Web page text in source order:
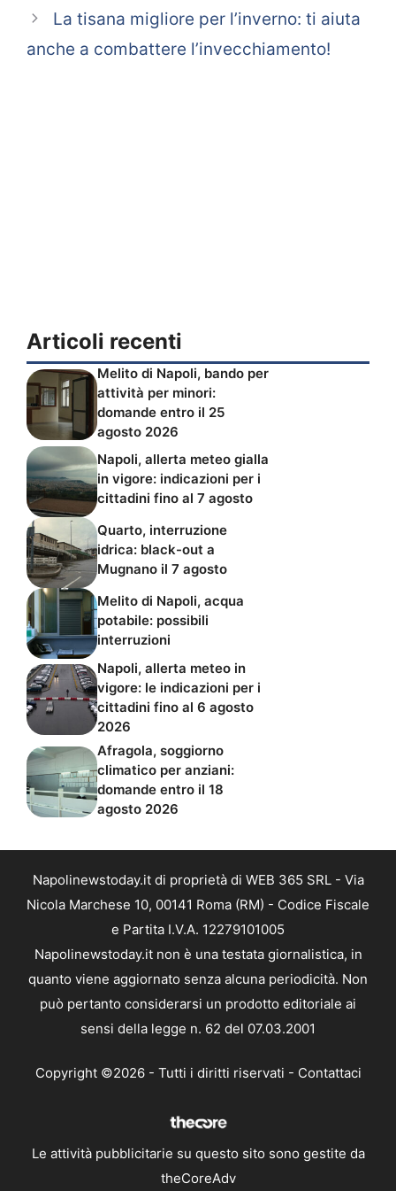
La tisana migliore per l’inverno: ti aiuta
anche a combattere l’invecchiamento!
Articoli recenti
Melito di Napoli, bando per
attività per minori:
domande entro il 25
agosto 2026
Napoli, allerta meteo gialla
in vigore: indicazioni per i
cittadini fino al 7 agosto
Quarto, interruzione
idrica: black-out a
Mugnano il 7 agosto
Melito di Napoli, acqua
potabile: possibili
interruzioni
Napoli, allerta meteo in
vigore: le indicazioni per i
cittadini fino al 6 agosto
2026
Afragola, soggiorno
climatico per anziani:
domande entro il 18
agosto 2026
Napolinewstoday.it di proprietà di WEB 365 SRL - Via
Nicola Marchese 10, 00141 Roma (RM) - Codice Fiscale
e Partita I.V.A. 12279101005
Napolinewstoday.it non è una testata giornalistica, in
quanto viene aggiornato senza alcuna periodicità. Non
può pertanto considerarsi un prodotto editoriale ai
sensi della legge n. 62 del 07.03.2001
Copyright ©2026 - Tutti i diritti riservati - Contattaci
Le attività pubblicitarie su questo sito sono gestite da
theCoreAdv